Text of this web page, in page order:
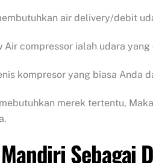
air delivery/debit
Air compressor ialah udara
kompresor yang biasa Anda
merek tertentu,